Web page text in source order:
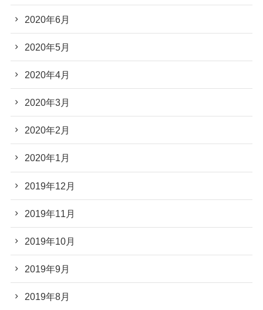
2020年6月
2020年5月
2020年4月
2020年3月
2020年2月
2020年1月
2019年12月
2019年11月
2019年10月
2019年9月
2019年8月